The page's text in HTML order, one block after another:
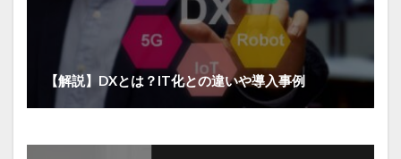
【解説】DXとは？IT化との違いや導入事例